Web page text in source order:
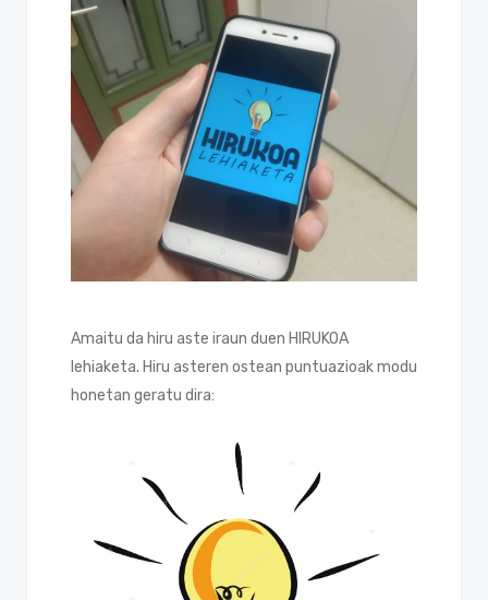
Amaitu da hiru aste iraun duen HIRUKOA
lehiaketa. Hiru asteren ostean puntuazioak modu
honetan geratu dira: